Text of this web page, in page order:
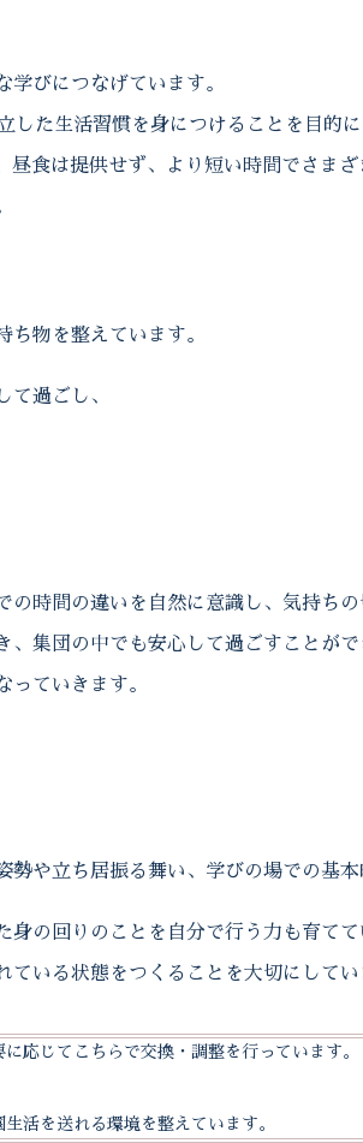
びにつなげています。
た生活習慣を身につけることを目的
食は提供せず、より短い時間でさまざ
物を整えています。
過ごし、
時間の違いを自然に意識し、気持ちの
集団の中でも安心して過ごすことがで
ていきます。
や立ち居振る舞い、学びの場での基
の回りのことを自分で行う力も育てて
いる状態をつくることを大切にしてい
応じてこちらで交換・調整を行っています。
活を送れる環境を整えています。